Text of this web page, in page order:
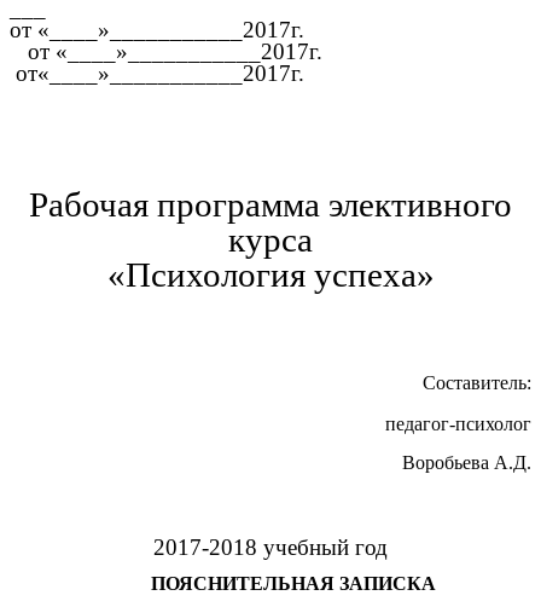
от «____»___________2017г.
от «____»___________2017г.
от«____»___________2017г.
Рабочая программа элективного
курса
«Психология успеха»
Составитель:
педагог-психолог
Воробьева А.Д.
2017-2018 учебный год
ПОЯСНИТЕЛЬНАЯ ЗАПИСКА